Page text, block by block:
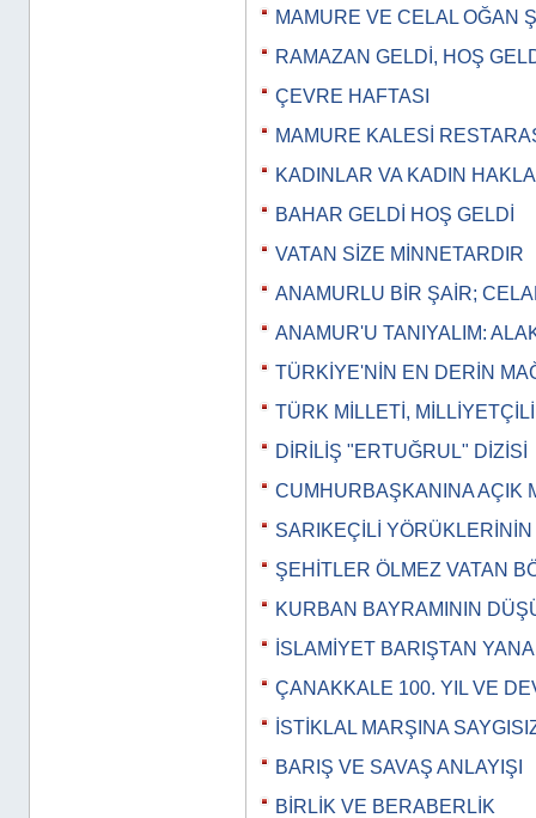
MAMURE VE CELAL OĞAN
RAMAZAN GELDİ, HOŞ
ÇEVRE HAFTASI
MAMURE KALESİ
KADINLAR VA KADIN
BAHAR GELDİ HOŞ GELDİ
VATAN SİZE MİNNETARDIR
ANAMURLU BİR ŞAİR;
ANAMUR'U TANIYALIM:
TÜRKİYE'NİN EN DERİN
TÜRK MİLLETİ,
DİRİLİŞ "ERTUĞRUL" DİZİSİ
CUMHURBAŞKANINA AÇIK
SARIKEÇİLİ
ŞEHİTLER ÖLMEZ VATAN
KURBAN BAYRAMININ
İSLAMİYET BARIŞTAN
ÇANAKKALE 100. YIL VE
İSTİKLAL MARŞINA
BARIŞ VE SAVAŞ ANLAYIŞI
BİRLİK VE BERABERLİK